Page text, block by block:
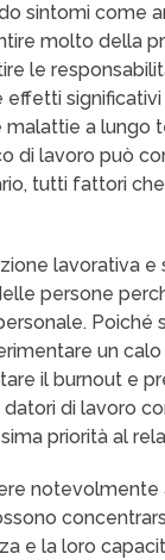
sintomi come
molto della
le
malattie a
di lavoro può
tutti fattori
lavorativa e
persone
un
il burnout e
datori di lavoro
priorità al
e la loro